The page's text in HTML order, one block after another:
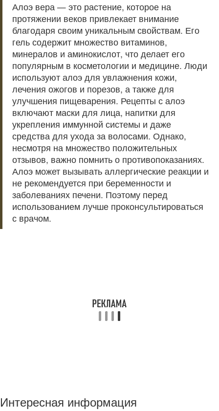
Алоэ вера — это растение, которое на
протяжении веков привлекает внимание
благодаря своим уникальным свойствам. Его
гель содержит множество витаминов,
минералов и аминокислот, что делает его
популярным в косметологии и медицине. Люди
используют алоэ для увлажнения кожи,
лечения ожогов и порезов, а также для
улучшения пищеварения. Рецепты с алоэ
включают маски для лица, напитки для
укрепления иммунной системы и даже
средства для ухода за волосами. Однако,
несмотря на множество положительных
отзывов, важно помнить о противопоказаниях.
Алоэ может вызывать аллергические реакции и
не рекомендуется при беременности и
заболеваниях печени. Поэтому перед
использованием лучше проконсультироваться
с врачом.
Интересная информация